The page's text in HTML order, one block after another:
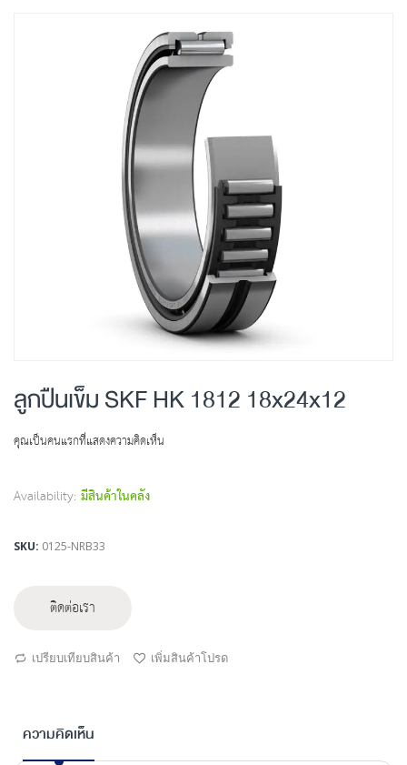
to
the
end
of
images
gallery
to
the
ลูกปืนเข็ม SKF HK 1812 18x24x12
คุณเป็นคนแรกที่แสดงความคิดเห็น
Availability: มีสินค้าในคลัง
SKU 0125-NRB33
ติดต่อเรา
เปรียบเทียบสินค้า เพิ่มสินค้าโปรด
ความคิดเห็น